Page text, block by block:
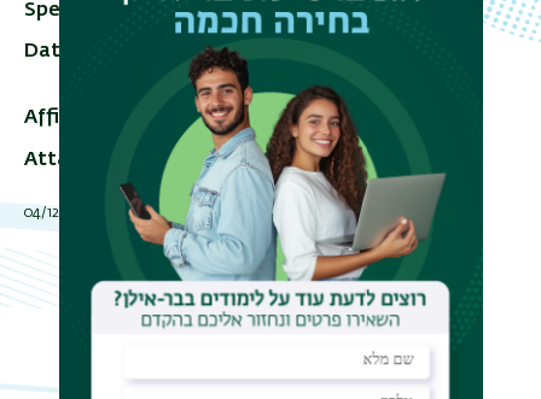
Speaker Prof. Elena Pesavento
Date
18/05/2009–07 - 11:00 - 10:00
Add To Calendar
Affiliation Emory University
Attached file syllabus_may_2009.pdf
תאריך עדכון אחרון : 04/12/2022